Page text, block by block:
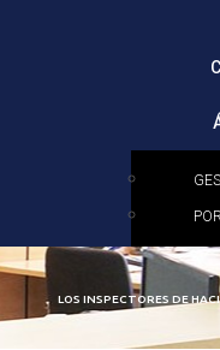
LOS INSPECTORES DE